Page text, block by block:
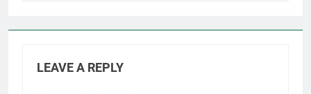
LEAVE A REPLY